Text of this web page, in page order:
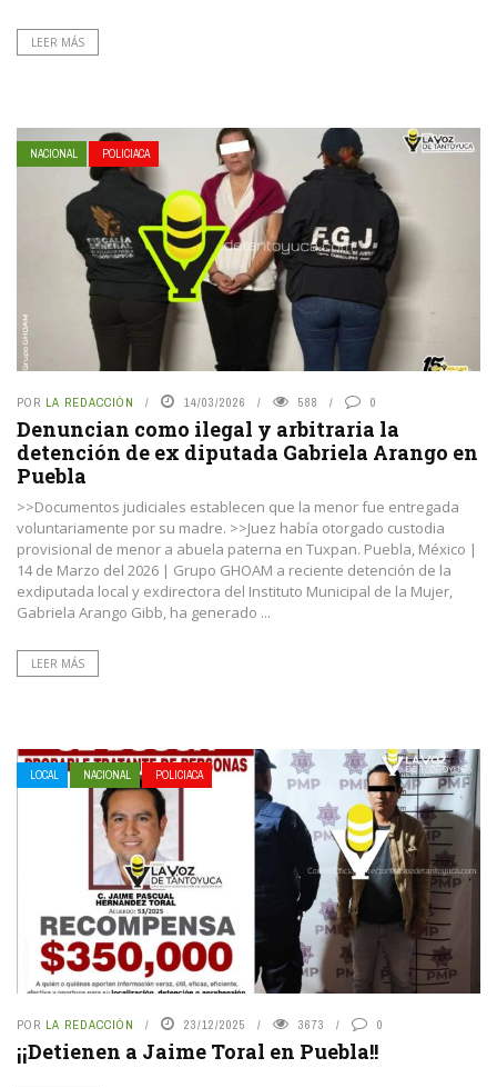
LEER MÁS
NACIONAL POLICIACA
POR LA REDACCIÓN 14/03/2026 588 0
Denuncian como ilegal y arbitraria la
detención de ex diputada Gabriela Arango en
Puebla
>>Documentos judiciales establecen que la menor fue entregada
voluntariamente por su madre. >>Juez había otorgado custodia
provisional de menor a abuela paterna en Tuxpan. Puebla, México |
14 de Marzo del 2026 | Grupo GHOAM a reciente detención de la
exdiputada local y exdirectora del Instituto Municipal de la Mujer,
Gabriela Arango Gibb, ha generado ...
LEER MÁS
LOCAL NACIONAL POLICIACA
POR LA REDACCIÓN 23/12/2025 3673 0
¡¡Detienen a Jaime Toral en Puebla!!